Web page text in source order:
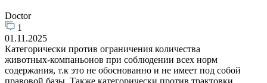
Doctor
1
01.11.2025
Категорически против ограничения количества
животных-компаньонов при соблюдении всех норм
содержания, т.к это не обоснованно и не имеет под собой
правовой базы. Также категорически против трактовки